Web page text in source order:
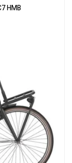
,VTC Electrique
HMB